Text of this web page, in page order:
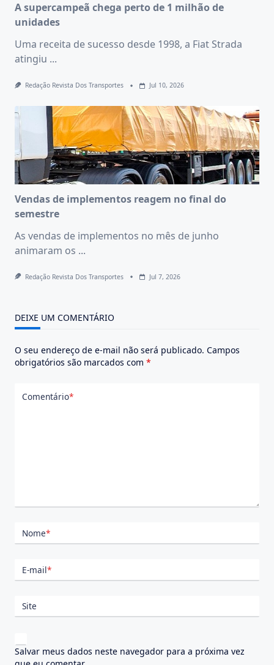
A supercampeã chega perto de 1 milhão de
unidades
Uma receita de sucesso desde 1998, a Fiat Strada
atingiu ...
Redação Revista Dos Transportes Jul 10, 2026
Vendas de implementos reagem no final do
semestre
As vendas de implementos no mês de junho
animaram os ...
Redação Revista Dos Transportes Jul 7, 2026
DEIXE UM COMENTÁRIO
O seu endereço de e-mail não será publicado. Campos
obrigatórios são marcados com *
Comentário*
Nome*
E-mail*
Site
Salvar meus dados neste navegador para a próxima vez